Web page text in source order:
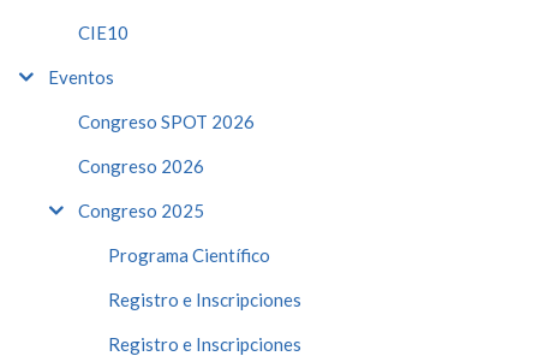
CIE10
Eventos
Congreso SPOT 2026
Congreso 2026
Congreso 2025
Programa Científico
Registro e Inscripciones
Registro e Inscripciones